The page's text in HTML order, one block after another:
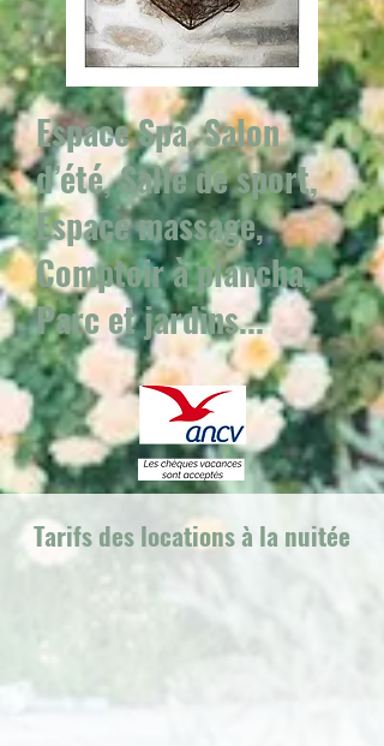
Espace Spa, Salon
d’été, Salle de sport,
Espace massage,
Comptoir à plancha,
Parc et jardins...
Tarifs des locations à la nuitée